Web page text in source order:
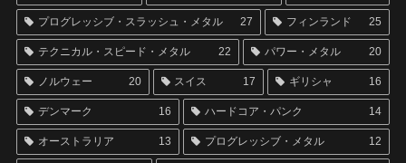
プログレッシブ・スラッシュ・メタル 27 フィンランド 25
テクニカル・スピード・メタル 22 パワー・メタル 20
ノルウェー 20 スイス 17 ギリシャ 16
デンマーク 16 ハードコア・パンク 14
オーストラリア 13 プログレッシブ・メタル 12